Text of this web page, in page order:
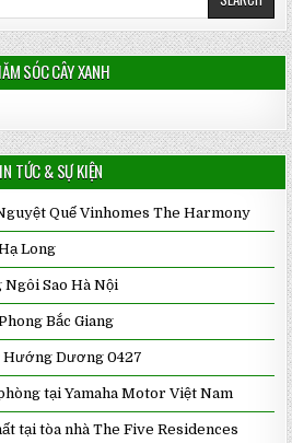
SÓC CÂY XANH
TỨC & SỰ KIỆN
Quế Vinhomes The Harmony
Long
Sao Hà Nội
Bắc Giang
Dương 0427
tại Yamaha Motor Việt Nam
tại tòa nhà The Five Residences